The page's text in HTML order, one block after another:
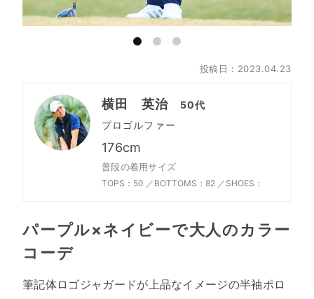
投稿日：2023.04.23
横田 英治
50代
プロゴルファー
176cm
普段の着用サイズ
TOPS：50 ／ BOTTOMS：82 ／ SHOES：
パープル×ネイビーで大人のカラー
コーデ
筆記体ロゴジャガードが上品なイメージの半袖ポロ